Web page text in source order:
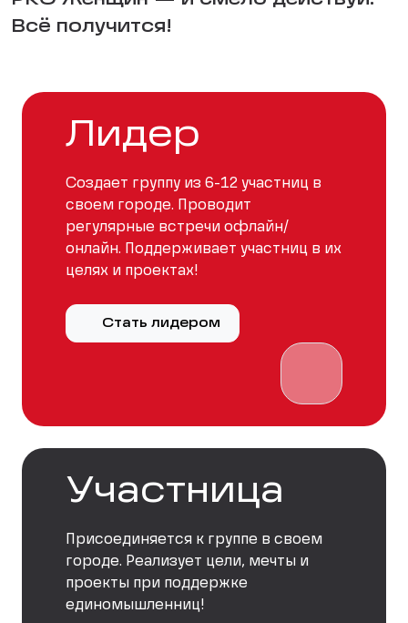
Всё получится!
Лидер
Создает группу из 6-12 участниц в
своем городе. Проводит
регулярные встречи офлайн/
онлайн. Поддерживает участниц в их
целях и проектах!
Стать лидером
Участница
Присоединяется к группе в своем
городе. Реализует цели, мечты и
проекты при поддержке
единомышленниц!